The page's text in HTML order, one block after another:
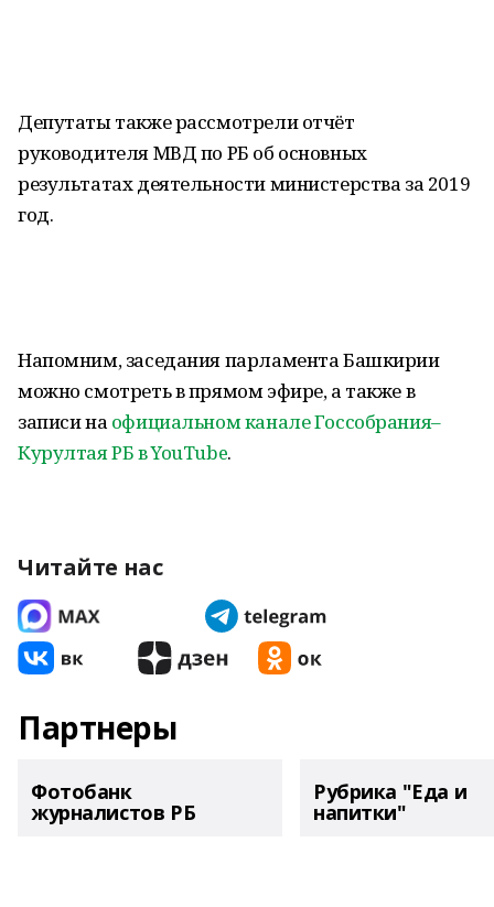
Депутаты также рассмотрели отчёт
руководителя МВД по РБ об основных
результатах деятельности министерства за 2019
год.
Напомним, заседания парламента Башкирии
можно смотреть в прямом эфире, а также в
записи на официальном канале Госсобрания–
Курултая РБ в YouTube.
Читайте нас
Партнеры
Фотобанк
журналистов РБ
Рубрика "Еда и
напитки"